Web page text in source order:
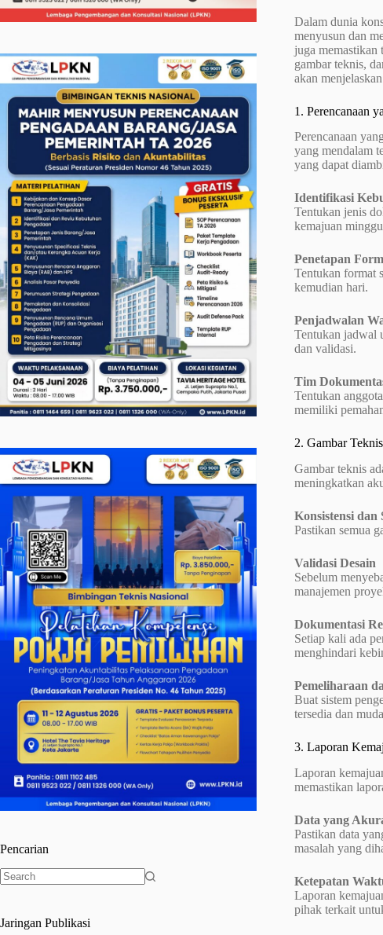
Dalam dunia
menyusun dan
juga memastikan
gambar teknis,
akan
1. Perencanaan
Perencanaan
yang mendalam
yang dapat
Identifikasi
Tentukan jenis
kemajuan
Penetapan
Tentukan format
kemudian hari.
Penjadwalan
Tentukan jadwal
dan validasi.
Tim
Tentukan
memiliki
2. Gambar
Gambar teknis
meningkatkan
Konsistensi dan
Pastikan semua
Validasi Desain
Sebelum
manajemen
Dokumentasi
Setiap kali ada
menghindari
Pemeliharaan
Buat sistem
tersedia dan
3. Laporan
Laporan
memastikan
Data yang
Pastikan data
masalah yang
Ketepatan
Laporan
pihak terkait
Pencarian
Jaringan Publikasi